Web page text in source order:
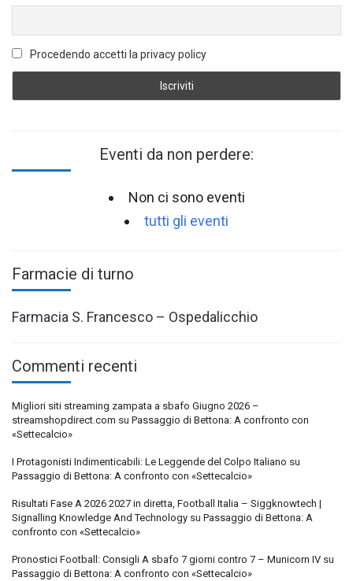
Procedendo accetti la privacy policy
Eventi da non perdere:
Non ci sono eventi
tutti gli eventi
Farmacie di turno
Farmacia S. Francesco – Ospedalicchio
Commenti recenti
Migliori siti streaming zampata a sbafo Giugno 2026 –
streamshopdirect.com su Passaggio di Bettona: A confronto con
«Settecalcio»
I Protagonisti Indimenticabili: Le Leggende del Colpo Italiano su
Passaggio di Bettona: A confronto con «Settecalcio»
Risultati Fase A 2026 2027 in diretta, Football Italia – Siggknowtech |
Signalling Knowledge And Technology su Passaggio di Bettona: A
confronto con «Settecalcio»
Pronostici Football: Consigli A sbafo 7 giorni contro 7 – Municorn IV su
Passaggio di Bettona: A confronto con «Settecalcio»